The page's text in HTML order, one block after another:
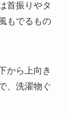
首振りやタ
もでるもの
から上向き
、洗濯物ぐ